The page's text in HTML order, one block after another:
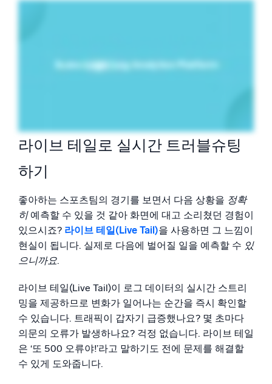
라이브 테일로 실시간 트러블슈팅
하기
좋아하는 스포츠팀의 경기를 보면서 다음 상황을 정확
히예측할 수 있을 것 같아 화면에 대고 소리쳤던 경험이
있으시죠? 라이브 테일(Live Tail)을 사용하면 그 느낌이
현실이 됩니다. 실제로 다음에 벌어질 일을 예측할 수 있
으니까요.
라이브 테일(Live Tail)이 로그 데이터의 실시간 스트리
밍을 제공하므로 변화가 일어나는 순간을 즉시 확인할
수 있습니다. 트래픽이 갑자기 급증했나요? 몇 초마다
의문의 오류가 발생하나요? 걱정 없습니다. 라이브 테일
은 ‘또 500 오류야!’라고 말하기도 전에 문제를 해결할
수 있게 도와줍니다.